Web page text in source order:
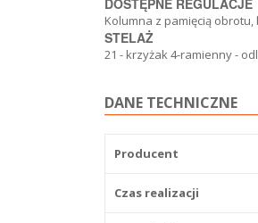
DOSTĘPNE REGULACJE
Kolumna z pamięcią
STELAŻ
21 - krzyżak 4-ramienny -
DANE TECHNICZNE
Producent
Czas realizacji